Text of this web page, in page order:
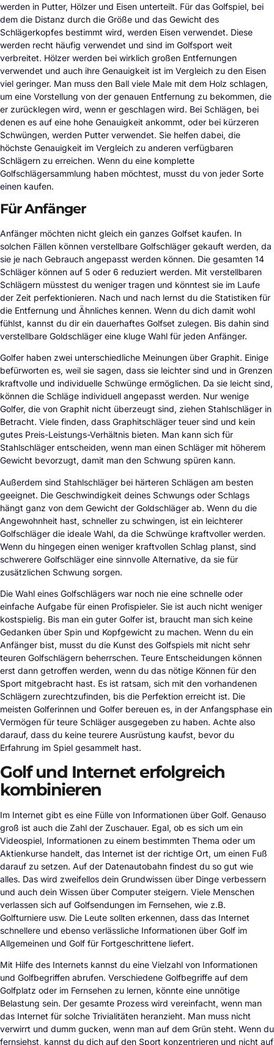
werden in Putter, Hölzer und Eisen unterteilt. Für das Golfspiel, bei
dem die Distanz durch die Größe und das Gewicht des
Schlägerkopfes bestimmt wird, werden Eisen verwendet. Diese
werden recht häufig verwendet und sind im Golfsport weit
verbreitet. Hölzer werden bei wirklich großen Entfernungen
verwendet und auch ihre Genauigkeit ist im Vergleich zu den Eisen
viel geringer. Man muss den Ball viele Male mit dem Holz schlagen,
um eine Vorstellung von der genauen Entfernung zu bekommen, die
er zurücklegen wird, wenn er geschlagen wird. Bei Schlägen, bei
denen es auf eine hohe Genauigkeit ankommt, oder bei kürzeren
Schwüngen, werden Putter verwendet. Sie helfen dabei, die
höchste Genauigkeit im Vergleich zu anderen verfügbaren
Schlägern zu erreichen. Wenn du eine komplette
Golfschlägersammlung haben möchtest, musst du von jeder Sorte
einen kaufen.
Für Anfänger
Anfänger möchten nicht gleich ein ganzes Golfset kaufen. In
solchen Fällen können verstellbare Golfschläger gekauft werden, da
sie je nach Gebrauch angepasst werden können. Die gesamten 14
Schläger können auf 5 oder 6 reduziert werden. Mit verstellbaren
Schlägern müsstest du weniger tragen und könntest sie im Laufe
der Zeit perfektionieren. Nach und nach lernst du die Statistiken für
die Entfernung und Ähnliches kennen. Wenn du dich damit wohl
fühlst, kannst du dir ein dauerhaftes Golfset zulegen. Bis dahin sind
verstellbare Goldschläger eine kluge Wahl für jeden Anfänger.
Golfer haben zwei unterschiedliche Meinungen über Graphit. Einige
befürworten es, weil sie sagen, dass sie leichter sind und in Grenzen
kraftvolle und individuelle Schwünge ermöglichen. Da sie leicht sind,
können die Schläge individuell angepasst werden. Nur wenige
Golfer, die von Graphit nicht überzeugt sind, ziehen Stahlschläger in
Betracht. Viele finden, dass Graphitschläger teuer sind und kein
gutes Preis-Leistungs-Verhältnis bieten. Man kann sich für
Stahlschläger entscheiden, wenn man einen Schläger mit höherem
Gewicht bevorzugt, damit man den Schwung spüren kann.
Außerdem sind Stahlschläger bei härteren Schlägen am besten
geeignet. Die Geschwindigkeit deines Schwungs oder Schlags
hängt ganz von dem Gewicht der Goldschläger ab. Wenn du die
Angewohnheit hast, schneller zu schwingen, ist ein leichterer
Golfschläger die ideale Wahl, da die Schwünge kraftvoller werden.
Wenn du hingegen einen weniger kraftvollen Schlag planst, sind
schwerere Golfschläger eine sinnvolle Alternative, da sie für
zusätzlichen Schwung sorgen.
Die Wahl eines Golfschlägers war noch nie eine schnelle oder
einfache Aufgabe für einen Profispieler. Sie ist auch nicht weniger
kostspielig. Bis man ein guter Golfer ist, braucht man sich keine
Gedanken über Spin und Kopfgewicht zu machen. Wenn du ein
Anfänger bist, musst du die Kunst des Golfspiels mit nicht sehr
teuren Golfschlägern beherrschen. Teure Entscheidungen können
erst dann getroffen werden, wenn du das nötige Können für den
Sport mitgebracht hast. Es ist ratsam, sich mit den vorhandenen
Schlägern zurechtzufinden, bis die Perfektion erreicht ist. Die
meisten Golferinnen und Golfer bereuen es, in der Anfangsphase ein
Vermögen für teure Schläger ausgegeben zu haben. Achte also
darauf, dass du keine teurere Ausrüstung kaufst, bevor du
Erfahrung im Spiel gesammelt hast.
Golf und Internet erfolgreich
kombinieren
Im Internet gibt es eine Fülle von Informationen über Golf. Genauso
groß ist auch die Zahl der Zuschauer. Egal, ob es sich um ein
Videospiel, Informationen zu einem bestimmten Thema oder um
Aktienkurse handelt, das Internet ist der richtige Ort, um einen Fuß
darauf zu setzen. Auf der Datenautobahn findest du so gut wie
alles. Das wird zweifellos dein Grundwissen über Dinge verbessern
und auch dein Wissen über Computer steigern. Viele Menschen
verlassen sich auf Golfsendungen im Fernsehen, wie z.B.
Golfturniere usw. Die Leute sollten erkennen, dass das Internet
schnellere und ebenso verlässliche Informationen über Golf im
Allgemeinen und Golf für Fortgeschrittene liefert.
Mit Hilfe des Internets kannst du eine Vielzahl von Informationen
und Golfbegriffen abrufen. Verschiedene Golfbegriffe auf dem
Golfplatz oder im Fernsehen zu lernen, könnte eine unnötige
Belastung sein. Der gesamte Prozess wird vereinfacht, wenn man
das Internet für solche Trivialitäten heranzieht. Man muss nicht
verwirrt und dumm gucken, wenn man auf dem Grün steht. Wenn du
fernsiehst, kannst du dich auf den Sport konzentrieren und nicht auf